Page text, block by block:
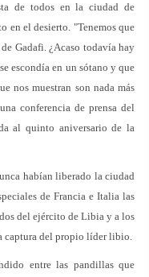
de todos en la ciudad de
en el desierto. "Tenemos que
Gadafi. ¿Acaso todavía hay
escondía en un sótano y que
nos muestran son nada más
conferencia de prensa del
al quinto aniversario de la
habían liberado la ciudad
de Francia e Italia las
del ejército de Libia y a los
captura del propio líder libio.
entre las pandillas que